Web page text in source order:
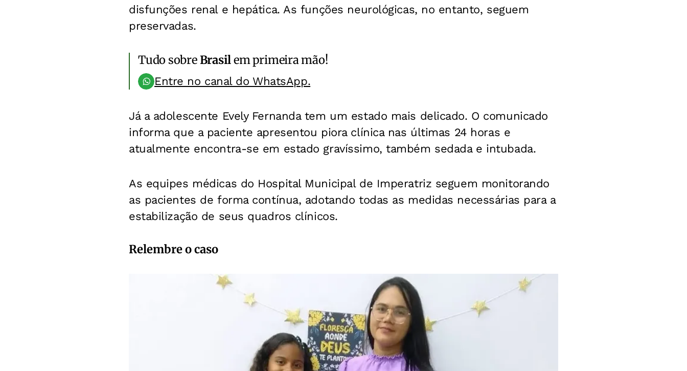
disfunções renal e hepática. As funções neurológicas, no entanto, seguem
preservadas.
Tudo sobreBrasilem primeira mão!
Entre no canal do WhatsApp.
Já a adolescente Evely Fernanda tem um estado mais delicado. O comunicado
informa que a paciente apresentou piora clínica nas últimas 24 horas e
atualmente encontra-se em estado gravíssimo, também sedada e intubada.
As equipes médicas do Hospital Municipal de Imperatriz seguem monitorando
as pacientes de forma contínua, adotando todas as medidas necessárias para a
estabilização de seus quadros clínicos.
Relembre o caso